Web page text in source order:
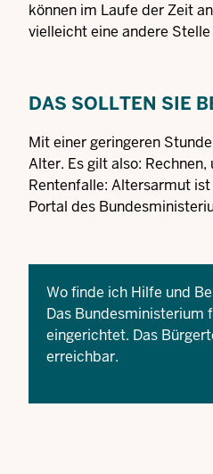
können im Laufe der Zeit
vielleicht eine andere
DAS SOLLTEN SIE
Mit einer geringeren
Alter. Es gilt also:
Rentenfalle: Altersarmut
Portal des
Wo finde ich Hilfe und
Das Bundesministerium
eingerichtet. Das
erreichbar.